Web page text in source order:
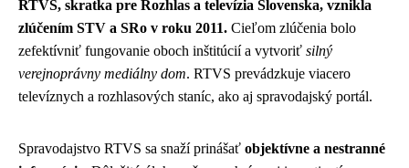
RTVS, skratka pre Rozhlas a televízia Slovenska, vznikla
zlúčením STV a SRo v roku 2011. Cieľom zlúčenia bolo
zefektívniť fungovanie oboch inštitúcií a vytvoriť silný
verejnoprávny mediálny dom. RTVS prevádzkuje viacero
televíznych a rozhlasových staníc, ako aj spravodajský portál.
Spravodajstvo RTVS sa snaží prinášať objektívne a nestranné